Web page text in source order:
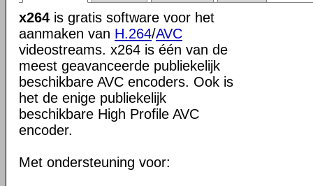
x264 is gratis software voor het
aanmaken van H.264/AVC
videostreams. x264 is één van de
meest geavanceerde publiekelijk
beschikbare AVC encoders. Ook is
het de enige publiekelijk
beschikbare High Profile AVC
encoder.
Met ondersteuning voor: